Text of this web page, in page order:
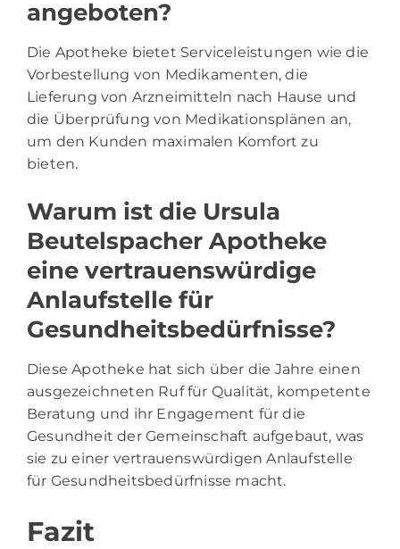
angeboten?
Die Apotheke bietet Serviceleistungen wie die
Vorbestellung von Medikamenten, die
Lieferung von Arzneimitteln nach Hause und
die Überprüfung von Medikationsplänen an,
um den Kunden maximalen Komfort zu
bieten.
Warum ist die Ursula
Beutelspacher Apotheke
eine vertrauenswürdige
Anlaufstelle für
Gesundheitsbedürfnisse?
Diese Apotheke hat sich über die Jahre einen
ausgezeichneten Ruf für Qualität, kompetente
Beratung und ihr Engagement für die
Gesundheit der Gemeinschaft aufgebaut, was
sie zu einer vertrauenswürdigen Anlaufstelle
für Gesundheitsbedürfnisse macht.
Fazit